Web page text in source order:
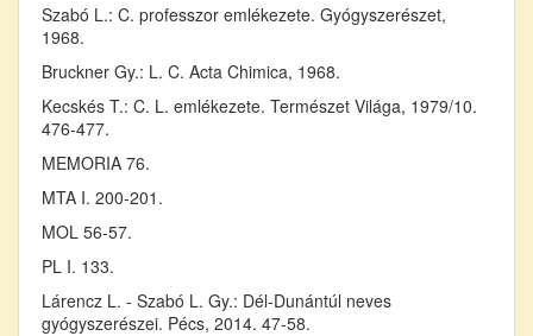
Szabó L.: C. professzor emlékezete. Gyógyszerészet,
1968.
Bruckner Gy.: L. C. Acta Chimica, 1968.
Kecskés T.: C. L. emlékezete. Természet Világa, 1979/10.
476-477.
MEMORIA 76.
MTA I. 200-201.
MOL 56-57.
PL I. 133.
Lárencz L. - Szabó L. Gy.: Dél-Dunántúl neves
gyógyszerészei. Pécs, 2014. 47-58.